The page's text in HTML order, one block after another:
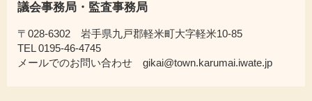
議会事務局・監査事務局
〒028-6302 岩手県九戸郡軽米町大字軽米10-85
TEL 0195-46-4745
メールでのお問い合わせ gikai@town.karumai.iwate.jp